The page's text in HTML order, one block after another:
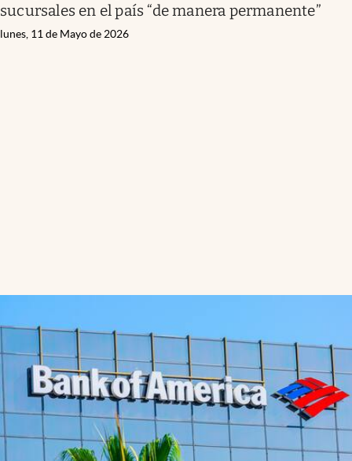
sucursales en el país “de manera permanente”
lunes, 11 de Mayo de 2026